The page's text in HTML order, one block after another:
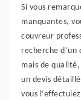
Si vous
manquantes,
couvreur
recherche d’un
mais de qualité,
un devis
vous